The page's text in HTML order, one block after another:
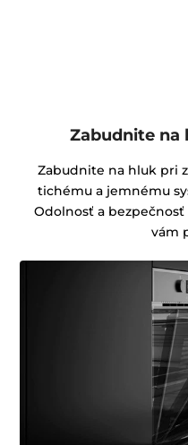
Zabudnite na
Zabudnite na hluk pri
tichému a jemnému
Odolnosť a bezpečnosť
vám